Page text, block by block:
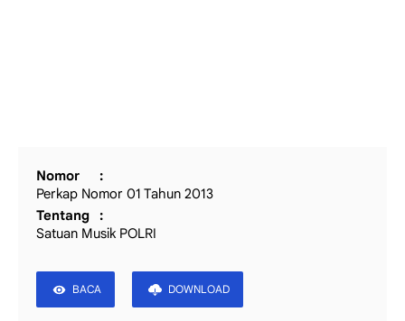
Nomor
Perkap Nomor 01 Tahun 2013
Tentang
Satuan Musik POLRI
BACA DOWNLOAD